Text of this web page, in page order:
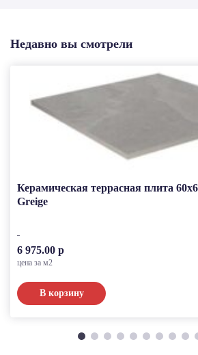
Недавно вы смотрели
Керамическая террасная плита
Greige
6 975.00 р
цена за м2
В корзину